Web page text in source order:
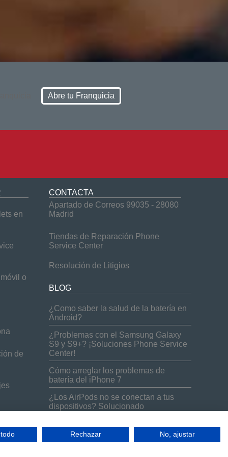
Abre tu Franquicia
en
o
de
CONTACTA
Apartado de Correos 99035 - 28080
Madrid
Tiendas de Reparación Phone
Service Center
Resolución de Litigios
BLOG
¿Como saber la salud de la batería en
Android?
¿Problemas con el Samsung Galaxy
S9 y S9+? ¡Soluciones Phone Service
Center!
Cómo arreglar los problemas de
batería del iPhone 7
¿Los AirPods no se conectan a tus
dispositivos? Solucionado
reacondicionado?
Rechazar No, ajustar